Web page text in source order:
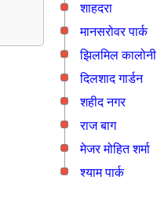
शाहदरा
मानसरोवर पार्क
झिलमिल कालोनी
दिलशाद गार्डन
शहीद नगर
राज बाग
मे‌‌जर मोहित शर्मा
श्याम पार्क